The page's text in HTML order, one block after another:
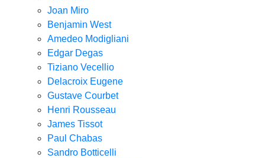
Joan Miro
Benjamin West
Amedeo Modigliani
Edgar Degas
Tiziano Vecellio
Delacroix Eugene
Gustave Courbet
Henri Rousseau
James Tissot
Paul Chabas
Sandro Botticelli